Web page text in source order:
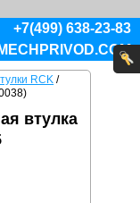
+7(499) 638-23-83
RCK /
втулка